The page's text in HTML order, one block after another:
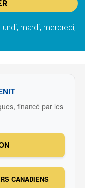
mardi, mercredi,
financé par les
CANADIENS